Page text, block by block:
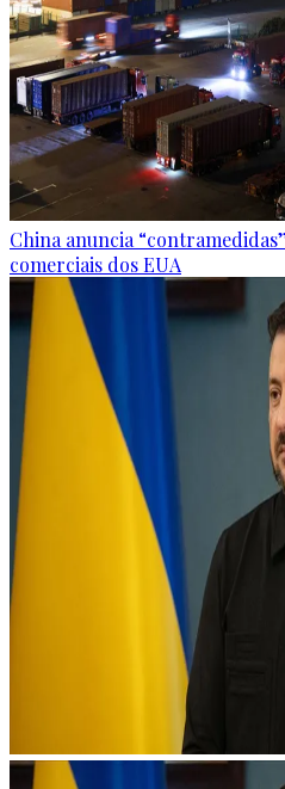
China anuncia
comerciais dos EUA